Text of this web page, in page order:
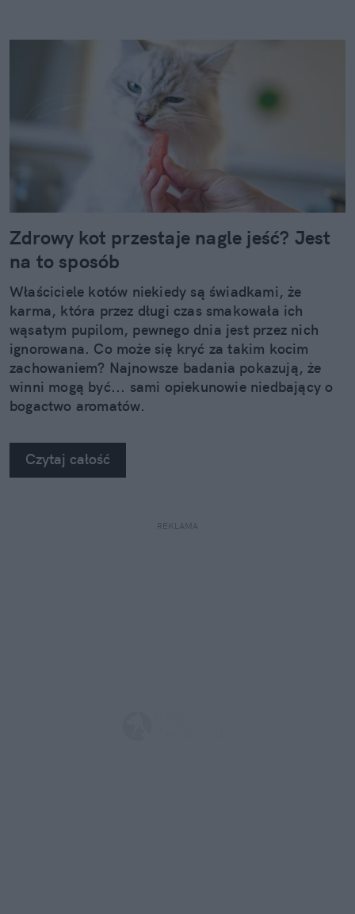
Zdrowy kot przestaje nagle jeść? Jest
na to sposób
Właściciele kotów niekiedy są świadkami, że
karma, która przez długi czas smakowała ich
wąsatym pupilom, pewnego dnia jest przez nich
ignorowana. Co może się kryć za takim kocim
zachowaniem? Najnowsze badania pokazują, że
winni mogą być... sami opiekunowie niedbający o
bogactwo aromatów.
Czytaj całość
REKLAMA